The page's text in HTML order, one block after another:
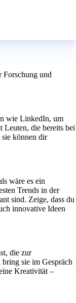
Forschung und
wie LinkedIn, um
die bereits bei
können dir
wäre es ein
Trends in der
sind. Zeige, dass du
innovative Ideen
die zur
sie im Gespräch
Kreativität –